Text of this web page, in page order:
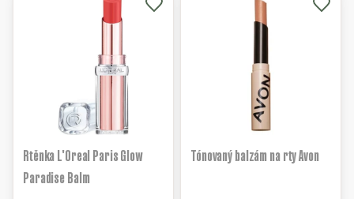
Rtěnka L'Oreal Paris Glow
Paradise Balm
Tónovaný balzám na rty Avon